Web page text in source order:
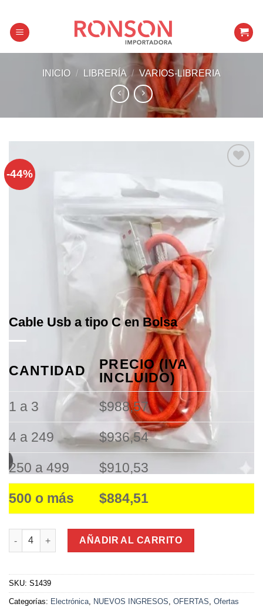
content
INICIO / LIBRERÍA / VARIOS-LIBRERIA
-44%
Cable Usb a tipo C en Bolsa
CANTIDAD
PRECIO (IVA
INCLUIDO)
1 a 3
$988,57
4 a 249 $936,54
250 a 499 $910,53
500 o más $884,51
Cable Usb a tipo C en Bolsa cantidad
AÑADIR AL CARRITO
SKU: S1439
Categorías: Electrónica NUEVOS INGRESOS OFERTAS Ofertas